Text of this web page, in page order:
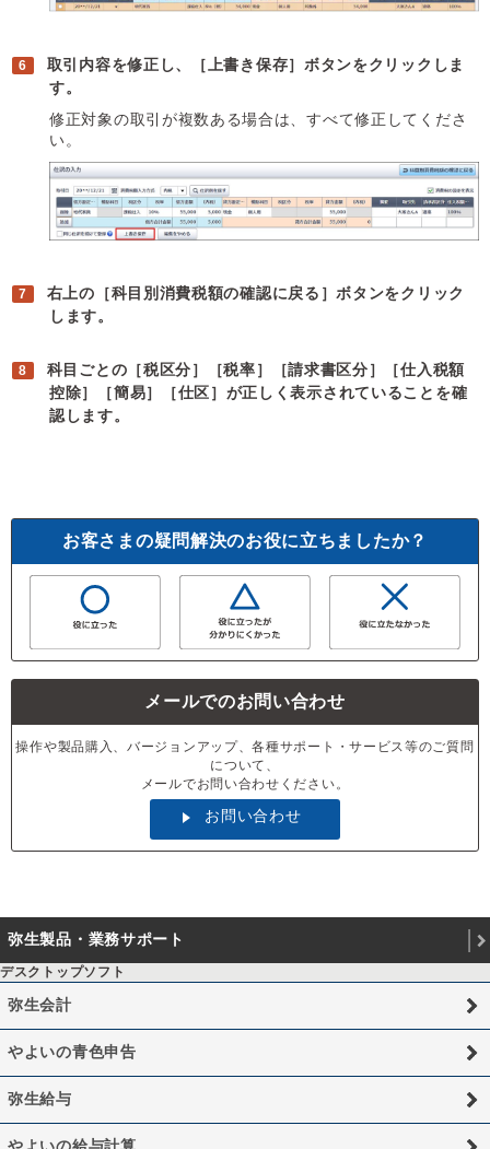
取引内容を修正し、［上書き保存］ボタンをクリックしま
す。
修正対象の取引が複数ある場合は、すべて修正してくださ
い。
右上の［科目別消費税額の確認に戻る］ボタンをクリック
します。
科目ごとの［税区分］［税率］［請求書区分］［仕入税額
控除］［簡易］［仕区］が正しく表示されていることを確
認します。
お客さまの疑問解決のお役に立ちましたか？
メールでのお問い合わせ
操作や製品購入、バージョンアップ、各種サポート・サービス等のご質問
について、
メールでお問い合わせください。
お問い合わせ
弥生製品・業務サポート
デスクトップソフト
弥生会計
やよいの青色申告
弥生給与